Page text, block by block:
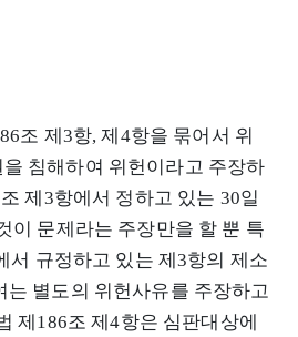
조 제3항, 제4항을 묶어서 위
침해하여 위헌이라고 주장하
제3항에서 정하고 있는 30일
이 문제라는 주장만을 할 뿐 특
서 규정하고 있는 제3항의 제소
는 별도의 위헌사유를 주장하고
제186조 제4항은 심판대상에